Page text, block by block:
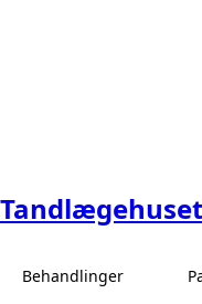
Behandlinger